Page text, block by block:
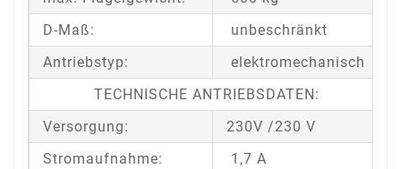
D-Maß:
unbeschränkt
Antriebstyp:
elektromechanisch
TECHNISCHE ANTRIEBSDATEN:
Versorgung:
230V /230 V
Stromaufnahme:
1,7 A